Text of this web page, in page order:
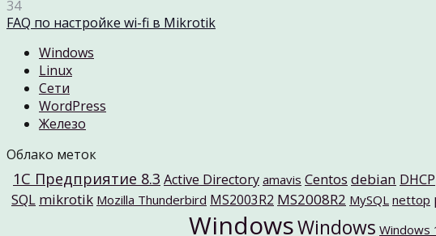
34
FAQ по настройке wi-fi в Mikrotik
Windows
Linux
Cети
WordPress
Железо
Облако меток
1C Предприятие 8.3 Active Directory amavis Centos debian DHCP
SQL mikrotik Mozilla Thunderbird MS2003R2 MS2008R2 MySQL nettop
WindowsWindows Windows